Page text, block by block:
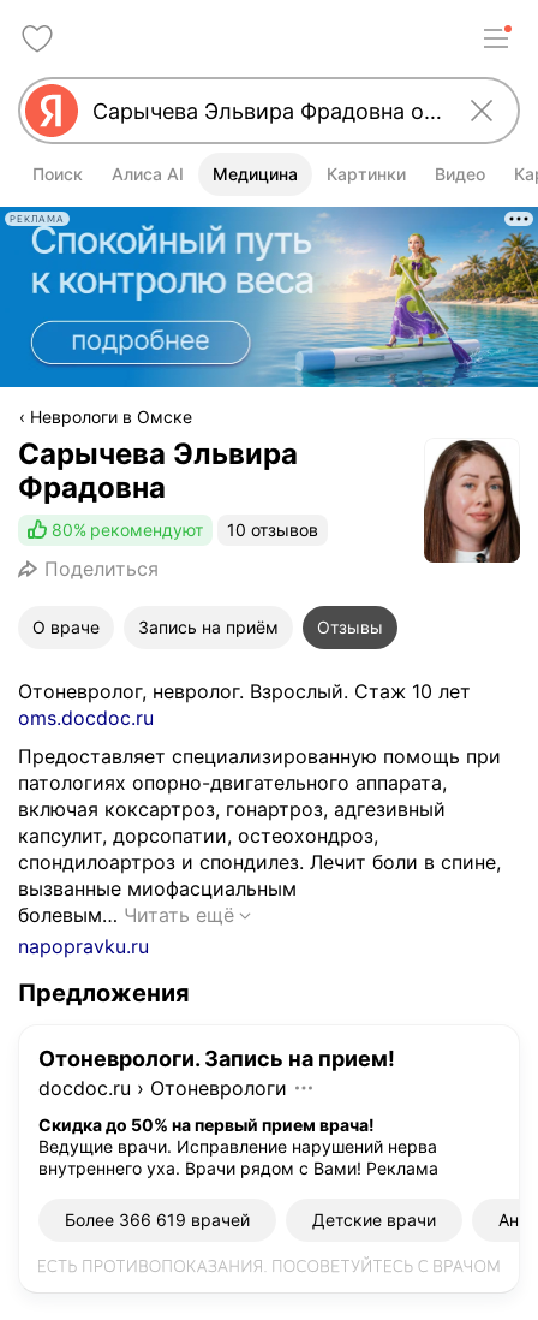
Поиск Алиса AI Медицина Картинки Видео
РЕКЛАМА
Неврологи в Омске
Сарычева Эльвира
Фрадовна
80% рекомендуют 10 отзывов
Поделиться
О враче Запись на приём Отзывы
Отоневролог, невролог. Взрослый. Стаж 10 лет
oms.docdoc.ru
Предоставляет специализированную помощь при
патологиях опорно-двигательного аппарата,
включая коксартроз, гонартроз, адгезивный
капсулит, дорсопатии, остеохондроз,
спондилоартроз и спондилез. Лечит боли в спине,
вызванные миофасциальным
болевым… Читать ещё
т
а
в
л
я
с
napopravku.ru
Предложения
Отоневрологи. Запись на прием!
docdoc.ru › Отоневрологи
Скидка до 50% на первый прием врача!
Ведущие врачи. Исправление нарушений нерва
внутреннего уха. Врачи рядом с Вами! Реклама
Более 366 619 врачей Детские врачи